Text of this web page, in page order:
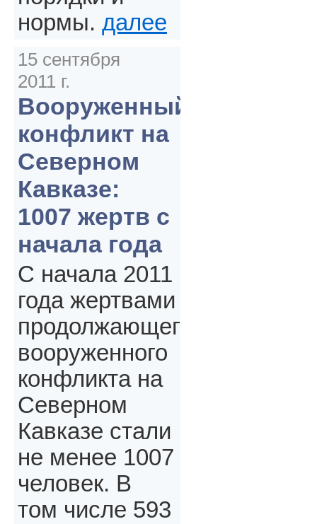
нормы. далее
15 сентября
2011 г.
Вооруженный
конфликт на
Северном
Кавказе:
1007 жертв с
начала года
С начала 2011
года жертвами
продолжающегося
вооруженного
конфликта на
Северном
Кавказе стали
не менее 1007
человек. В
том числе 593